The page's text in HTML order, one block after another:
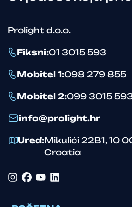
Prolight d.o.o.
Fiksni:01 3015 593
Mobitel 1:098 279 855
Mobitel 2:099 3015
info@prolight.hr
Ured:Mikulići 22B1,10
Croatia